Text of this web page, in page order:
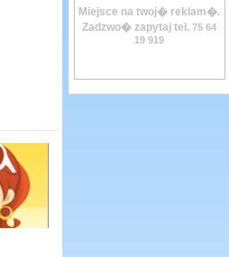
Miejsce na twoj� reklam�.
Zadzwo� zapytaj tel. 75 64
19 919